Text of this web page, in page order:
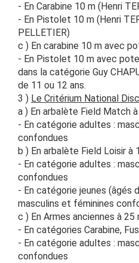
- En Carabine 10 m (Henri
- En Pistolet 10 m (Henri
PELLETIER)
c ) En carabine 10 m avec
- En Pistolet 10 m avec
dans la catégorie Guy
de 11 ou 12 ans.
3 ) Le Critérium National
a ) En arbalète Field Match
- En catégorie adultes :
confondues
b ) En arbalète Field Loisir à
- En catégorie adultes :
confondues
- En catégorie jeunes (âgés
masculins et féminines
c ) En Armes anciennes à 25
- En catégories Carabine,
- En catégorie adultes :
confondues